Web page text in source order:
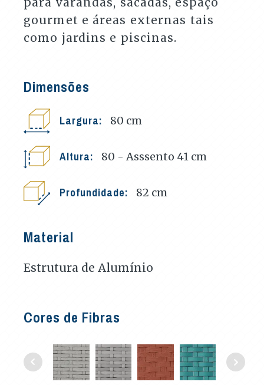
gourmet e áreas externas tais
como jardins e piscinas.
Dimensões
Largura: 80 cm
Altura: 80 - Asssento 41 cm
Profundidade: 82 cm
Material
Estrutura de Alumínio
Cores de Fibras